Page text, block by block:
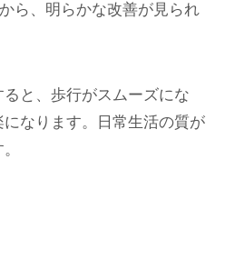
ら、明らかな改善が見られ
と、歩行がスムーズにな
なります。日常生活の質が